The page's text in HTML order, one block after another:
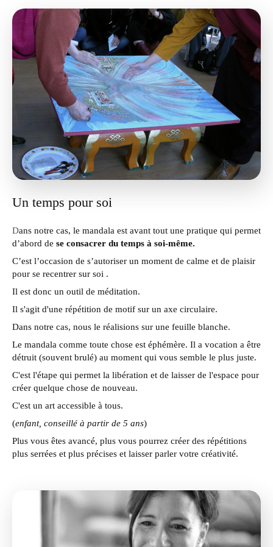
Un temps pour soi
Dans notre cas, le mandala est avant tout une pratique qui permet
d’abord de se consacrer du temps à soi-même.
C’est l’occasion de s’autoriser un moment de calme et de plaisir
pour se recentrer sur soi .
Il est donc un outil de méditation.
Il s'agit d'une répétition de motif sur un axe circulaire.
Dans notre cas, nous le réalisions sur une feuille blanche.
Le mandala comme toute chose est éphémère. Il a vocation a être
détruit (souvent brulé) au moment qui vous semble le plus juste.
C'est l'étape qui permet la libération et de laisser de l'espace pour
créer quelque chose de nouveau.
C'est un art accessible à tous.
(enfant, conseillé à partir de 5 ans)
Plus vous êtes avancé, plus vous pourrez créer des répétitions
plus serrées et plus précises et laisser parler votre créativité.